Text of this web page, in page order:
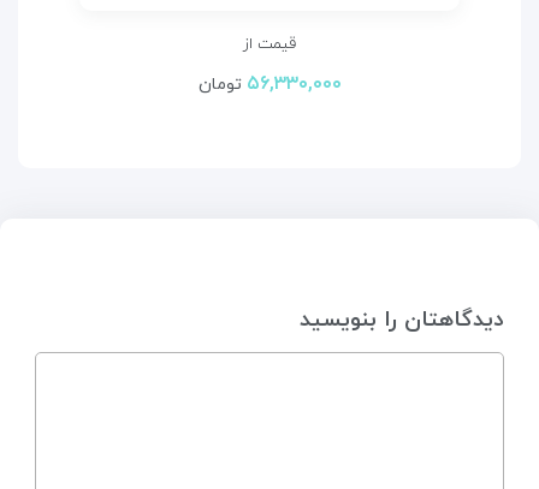
قیمت از
۵۶,۳۳۰,۰۰۰ تومان
دیدگاهتان را بنویسید